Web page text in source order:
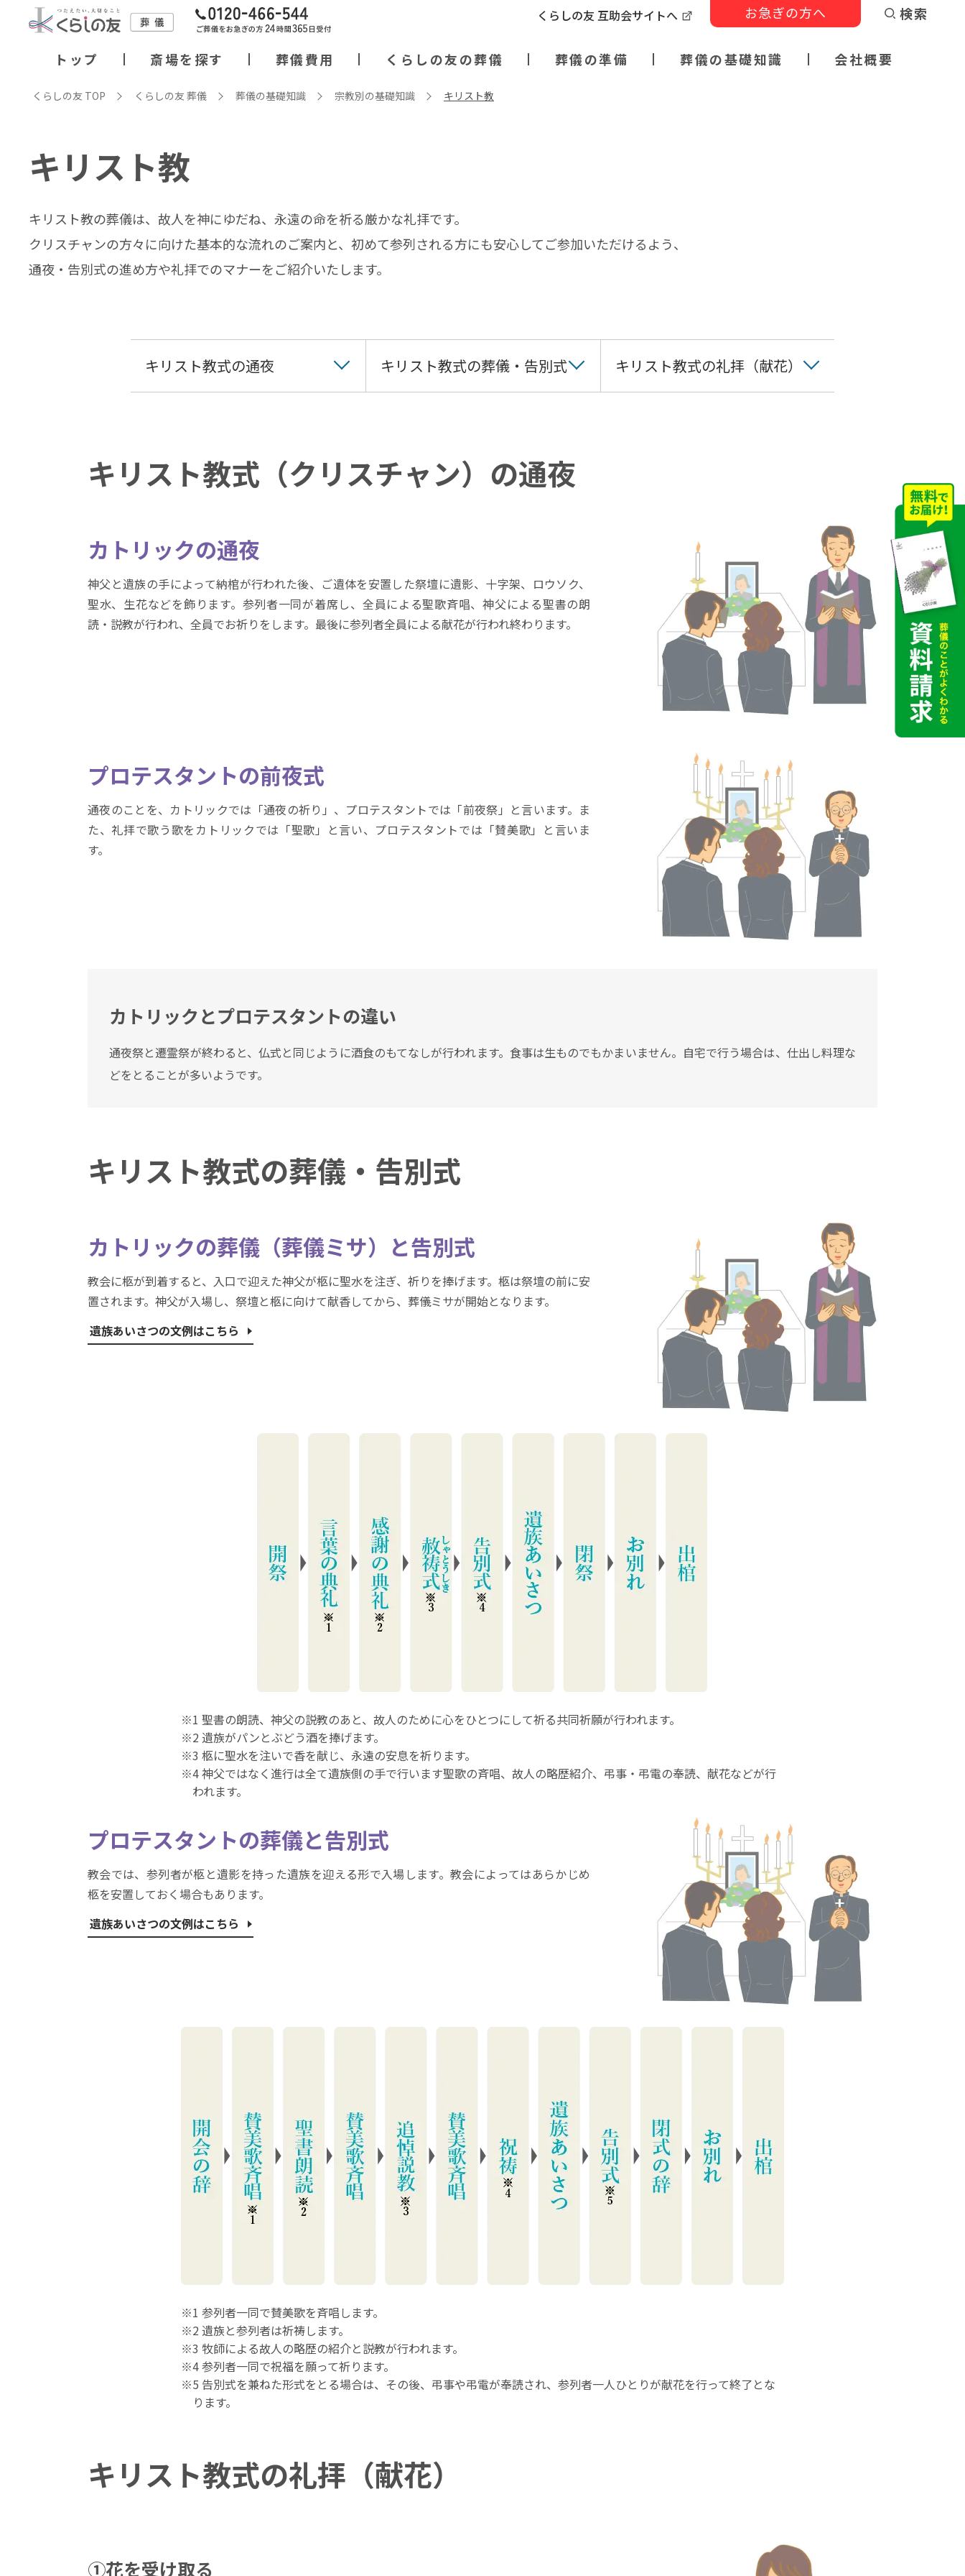
くらしの友 互助会サイトへ お急ぎの方へ
トップ 斎場を探す 葬儀費用 くらしの友の葬儀 葬儀の準備 葬儀の基礎知識 会社概要
検索
くらしの友 TOP くらしの友 葬儀 葬儀の基礎知識 宗教別の基礎知識 キリスト教
キリスト教
キリスト教の葬儀は、故人を神にゆだね、永遠の命を祈る厳かな礼拝です。
クリスチャンの方々に向けた基本的な流れのご案内と、初めて参列される方にも安心してご参加いただけるよう、
通夜・告別式の進め方や礼拝でのマナーをご紹介いたします。
キリスト教式の通夜 キリスト教式の葬儀・告別式 キリスト教式の礼拝（献花）
キリスト教式（クリスチャン）の通夜
カトリックの通夜
神父と遺族の手によって納棺が行われた後、ご遺体を安置した祭壇に遺影、十字架、ロウソク、
聖水、生花などを飾ります。参列者一同が着席し、全員による聖歌斉唱、神父による聖書の朗
読・説教が行われ、全員でお祈りをします。最後に参列者全員による献花が行われ終わります。
プロテスタントの前夜式
通夜のことを、カトリックでは「通夜の祈り」、プロテスタントでは「前夜祭」と言います。ま
た、礼拝で歌う歌をカトリックでは「聖歌」と言い、プロテスタントでは「賛美歌」と言いま
す。
カトリックとプロテスタントの違い
通夜祭と遷霊祭が終わると、仏式と同じように酒食のもてなしが行われます。食事は生ものでもかまいません。自宅で行う場合は、仕出し料理な
どをとることが多いようです。
キリスト教式の葬儀・告別式
カトリックの葬儀 （葬儀ミサ）と告別式
教会に柩が到着すると、入口で迎えた神父が柩に聖水を注ぎ、祈りを捧げます。柩は祭壇の前に安
置されます。神父が入場し、祭壇と柩に向けて献香してから、葬儀ミサが開始となります。
遺族あいさつの文例はこちら
1 聖書の朗読、神父の説教のあと、故人のために心をひとつにして祈る共同祈願が行われます。
2 遺族がパンとぶどう酒を捧げます。
3 柩に聖水を注いで香を献じ、永遠の安息を祈ります。
4 神父ではなく進行は全て遺族側の手で行います聖歌の斉唱、故人の略歴紹介、弔事・弔電の奉読、献花などが行
われます。
プロテスタントの葬儀と告別式
教会では、参列者が柩と遺影を持った遺族を迎える形で入場します。教会によってはあらかじめ
柩を安置しておく場合もあります。
遺族あいさつの文例はこちら
1 参列者一同で賛美歌を斉唱します。
2 遺族と参列者は祈祷します。
3 牧師による故人の略歴の紹介と説教が行われます。
4 参列者一同で祝福を願って祈ります。
5 告別式を兼ねた形式をとる場合は、その後、弔事や弔電が奉読され、参列者一人ひとりが献花を行って終了とな
ります。
キリスト教式の礼拝（献花）
➀花を受け取る